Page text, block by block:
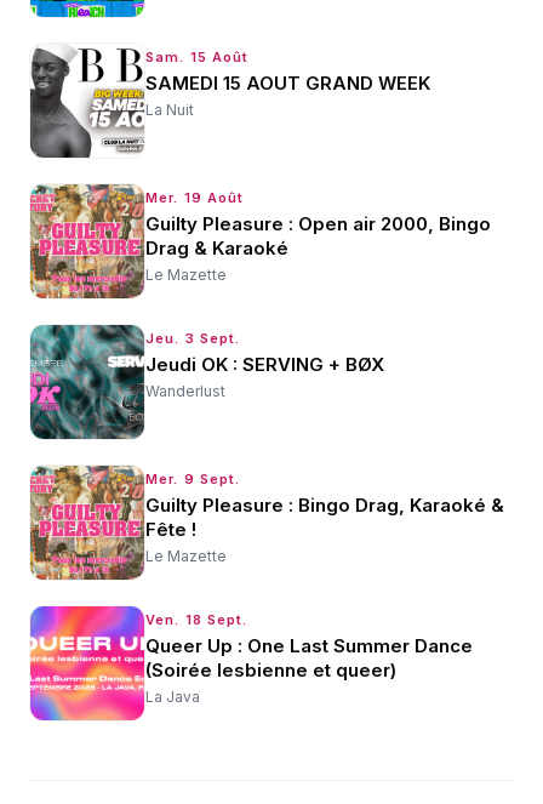
Sam. 15 Août
SAMEDI 15 AOUT GRAND WEEK
La Nuit
Mer. 19 Août
Guilty Pleasure : Open air 2000, Bingo
Drag & Karaoké
Le Mazette
Jeu. 3 Sept.
Jeudi OK : SERVING + BØX
Wanderlust
Mer. 9 Sept.
Guilty Pleasure : Bingo Drag, Karaoké &
Fête !
Le Mazette
Ven. 18 Sept.
Queer Up : One Last Summer Dance
(Soirée lesbienne et queer)
La Java